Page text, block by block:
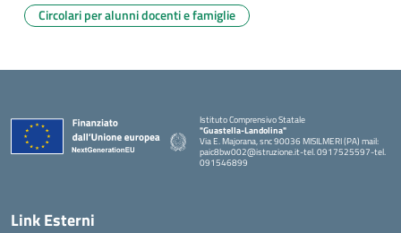
Circolari per alunni docenti e famiglie
Istituto Comprensivo Statale
"Guastella-Landolina"
Via E. Majorana, snc 90036 MISILMERI (PA) mail:
paic8bw002@istruzione.it-tel. 0917525597-tel.
091546899
Link Esterni